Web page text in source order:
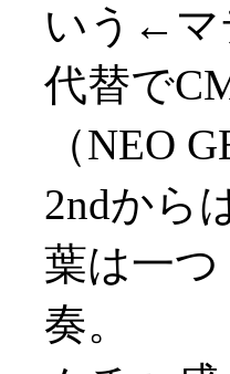
いう←マ
代替で
（NEO
2ndから
葉は一
奏。